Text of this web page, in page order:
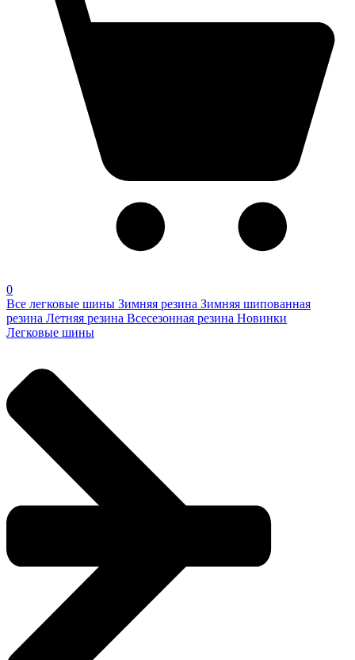
0
Все легковые шины Зимняя резина Зимняя шипованная
резина Летняя резина Всесезонная резина Новинки
Легковые шины